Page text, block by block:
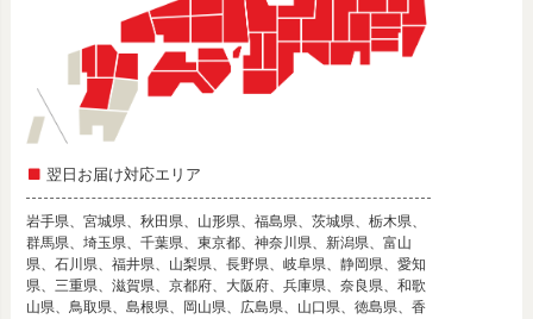
翌日お届け対応エリア
岩手県、宮城県、秋田県、山形県、福島県、茨城県、栃木県、
群馬県、埼玉県、千葉県、東京都、神奈川県、新潟県、富山
県、石川県、福井県、山梨県、長野県、岐阜県、静岡県、愛知
県、三重県、滋賀県、京都府、大阪府、兵庫県、奈良県、和歌
山県、鳥取県、島根県、岡山県、広島県、山口県、徳島県、香